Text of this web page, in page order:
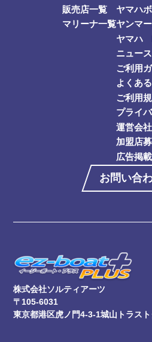
販売店一覧
マリーナ一覧
ヤマハ
ヤンマ
ヤマハ
ニュー
ご利用
よくあ
ご利用
プライ
運営会社
加盟店
広告掲
お問い合
株式会社ソルティアーツ
〒105-6031
東京都港区虎ノ門4-3-1城山トラス